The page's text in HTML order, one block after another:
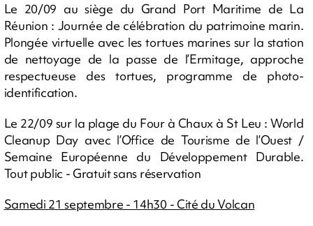
Le 20/09 au siège du Grand Port Maritime de La
Réunion : Journée de célébration du patrimoine marin.
Plongée virtuelle avec les tortues marines sur la station
de nettoyage de la passe de l’Ermitage, approche
respectueuse des tortues, programme de photo-
identification.
Le 22/09 sur la plage du Four à Chaux à St Leu : World
Cleanup Day avec l’Office de Tourisme de l’Ouest /
Semaine Européenne du Développement Durable.
Tout public - Gratuit sans réservation
Samedi 21 septembre - 14h30 - Cité du Volcan